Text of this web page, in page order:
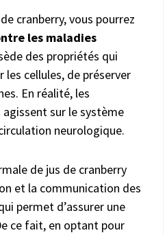
cranberry, vous pourrez
les maladies
des propriétés qui
cellules, de préserver
En réalité, les
sur le système
neurologique.
de jus de cranberry
et la communication des
permet d’assurer une
ce fait, en optant pour